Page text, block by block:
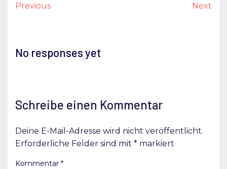
Previous Next
No responses yet
Schreibe einen Kommentar
Deine E-Mail-Adresse wird nicht veröffentlicht.
Erforderliche Felder sind mit * markiert
Kommentar *